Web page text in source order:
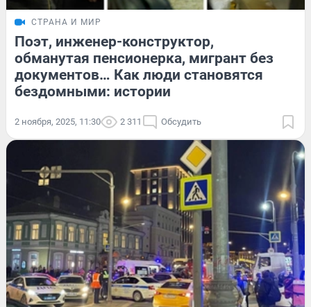
СТРАНА И МИР
Поэт, инженер-конструктор,
обманутая пенсионерка, мигрант без
документов… Как люди становятся
бездомными: истории
2 ноября, 2025, 11:30 2 311 Обсудить